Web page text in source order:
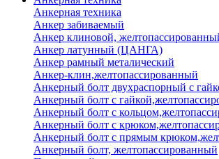
Анкерная техника
Анкер забиваемый
Анкер клиновой,
Анкер латунный (ЦАНГА)
Анкер рамный металический
Анкер-клин,желтопассированный
Анкерный болт двухраспорный с
Анкерный болт с
Анкерный болт с
Анкерный болт с
Анкерный болт с прямым
Анкерный болт, желтопассированный